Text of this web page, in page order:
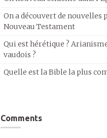
On a découvert de nouvelles
Nouveau Testament
Qui est hérétique ?
vaudois ?
Quelle est la Bible la plus
Comments